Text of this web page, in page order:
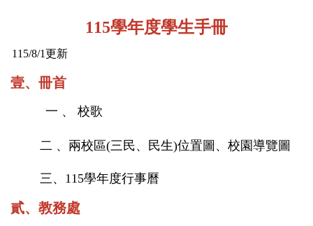
表格下載
學生手冊
畢業典禮專區
115學年度學生手冊
115/8/1更新
壹、冊首
一 、 校歌
二 、 兩校區(三民、民生)位置圖、校園導覽圖
三、 115學年度行事曆
貳、 教務處